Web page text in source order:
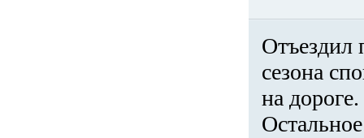
Отъездил
сезона
на